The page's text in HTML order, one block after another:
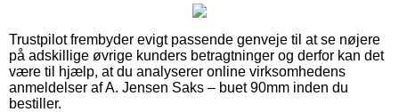
Trustpilot frembyder evigt passende genveje til at se nøjere
på adskillige øvrige kunders betragtninger og derfor kan det
være til hjælp, at du analyserer online virksomhedens
anmeldelser af A. Jensen Saks – buet 90mm inden du
bestiller.